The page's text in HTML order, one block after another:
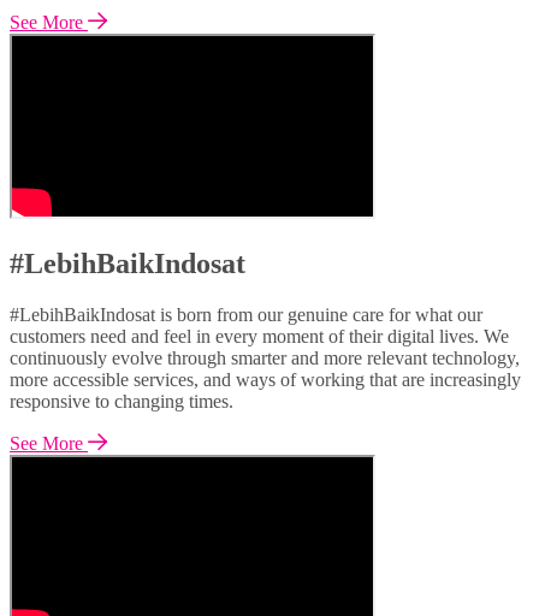
See More
#LebihBaikIndosat
#LebihBaikIndosat is born from our genuine care for what our
customers need and feel in every moment of their digital lives. We
continuously evolve through smarter and more relevant technology,
more accessible services, and ways of working that are increasingly
responsive to changing times.
See More